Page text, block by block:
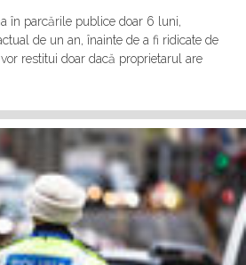
în parcările publice doar 6 luni,
de un an, înainte de a fi ridicate de
restitui doar dacă proprietarul are